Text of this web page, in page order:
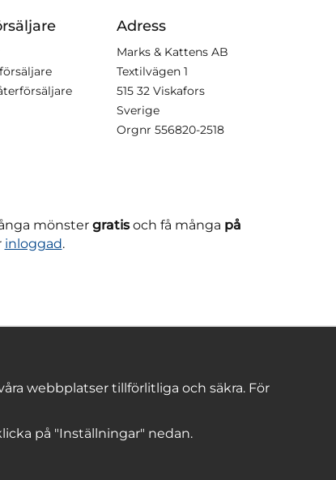
Adress
Marks & Kattens AB
Textilvägen 1
515 32 Viskafors
Sverige
Orgnr 556820-2518
mönster gratisoch få många på
inloggad.
webbplatser tillförlitliga och säkra. För
på "Inställningar" nedan.